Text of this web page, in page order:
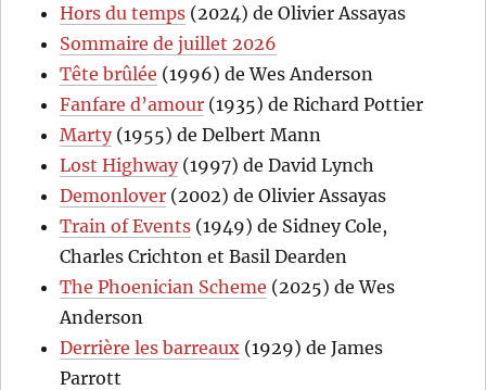
Hors du temps (2024) de Olivier Assayas
Sommaire de juillet 2026
Tête brûlée (1996) de Wes Anderson
Fanfare d’amour (1935) de Richard Pottier
Marty(1955) de Delbert Mann
Lost Highway(1997) de David Lynch
Demonlover (2002) de Olivier Assayas
Train of Events (1949) de Sidney Cole,
Charles Crichton et Basil Dearden
The Phoenician Scheme (2025) de Wes
Anderson
Derrière les barreaux (1929) de James
Parrott